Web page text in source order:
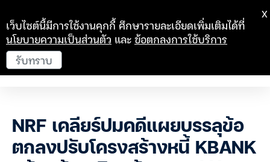
NRF เคลียร์ปมคดีแผยบรรลุข้อ
ตกลงปรับโครงสร้างหนี้ KBANK
เว็บไซต์นี้มีการใช้งานคุกกี้ ศึกษารายละเอียดเพิ่มเติมได้ที่
นโยบายความเป็นส่วนตัว และข้อตกลงการใช้บริการ
รับทราบ
X